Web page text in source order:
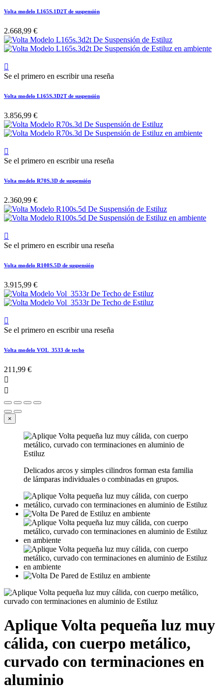
Volta modelo L165S.1D2T de suspensión
2.668,99 €

Se el primero en escribir una reseña
Volta modelo L165S.3D2T de suspensión
3.856,99 €

Se el primero en escribir una reseña
Volta modelo R70S.3D de suspensión
2.360,99 €

Se el primero en escribir una reseña
Volta modelo R100S.5D de suspensión
3.915,99 €

Se el primero en escribir una reseña
Volta modelo VOL_3533 de techo
211,99 €


×
Delicados arcos y simples cilindros forman esta familia
de lámparas individuales o combinadas en grupos.
Aplique Volta pequeña luz muy
cálida, con cuerpo metálico,
curvado con terminaciones en
aluminio